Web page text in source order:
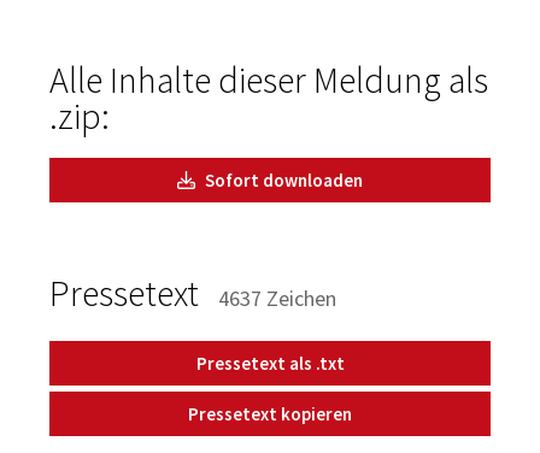
Alle Inhalte dieser Meldung als
.zip:
Sofort downloaden
Pressetext 4637 Zeichen
Pressetext als .txt
Pressetext kopieren